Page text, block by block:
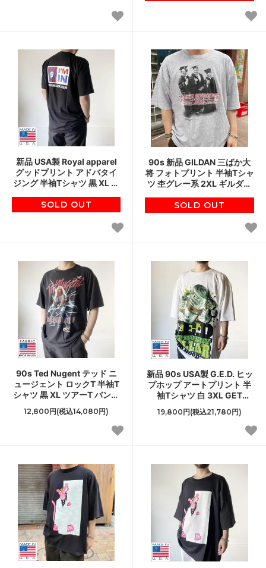
新品 USA製 Royal apparel
グッドプリント アドバタイ
ジング 半袖Tシャツ 黒 XL ブ
トック D143
SOLD OUT
90s 新品 GILDAN 三ばか大
将 フォトプリント 半袖Tシャ
ツ 杢グレー系 2XL ギルダン
SOLD OUT
90s Ted Nugent テッド ニ
ュージェント ロックT 半袖T
シャツ 黒 XL ツアーT バンド
T All Sport 丸胴 丸首 コット
ン D143
12,800円(税込14,080円)
新品 90s USA製 G.E.D. ヒッ
プホップ アートプリント 半
袖Tシャツ 白 3XL GET
EVERY DOLLAR ビンテージ
デッドストック D143
19,800円(税込21,780円)